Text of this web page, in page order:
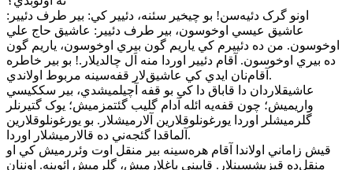
اونو گرک دئيه‌سن! بو چيخير سئنه، دئيير کي: بير طرف دئيير:
عاشيق عيسي اوخوسون، بير طرف دئيير: عاشيق حاج علي
اوخوسون. من ده دئييرم کي ياريم‌ گون بيري اوخوسون، ياريم گون
ده بيري اوخوسون. آقام دئيير اوردا منه اَل چالديلار.! بو بير خاطره
آقام‌نان ايدي کي عاشيق‌لار قفه‌سينه مربوط اولاندي.
عاشيقلاردان دا قاباق دا کي بو قفه آچيلميشدي، بير سککيسي
واريميش؛ چون قفه‌يه ائله آدام گليب گئتمزميش؛ يوک گتيرنلر
گلرميشلر اوردا يورغونلوقلارين آلارميشلار. بو يورغونلوقلارين
آلماقدا گئجه‌ني ده قالارميشلار اوردا.
قيش زاماني اولاندا آقام هره‌سينه بير منقل اوت وئررميش کي او
منقل‌ده قيزيشسينلار. قاپيني باغلارميش، گلرميش ائوينه. اوننان